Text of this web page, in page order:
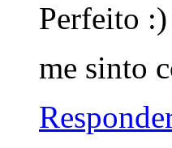
Perfeito :)
me sinto